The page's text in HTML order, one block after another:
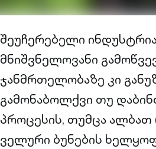
შეუჩერებელი
მნიშვნელოვანი
ჯანმრთელობაზე კი
გამონაბოლქვი თუ
პროცესის, თუმცა ალბათ
ველური ბუნების